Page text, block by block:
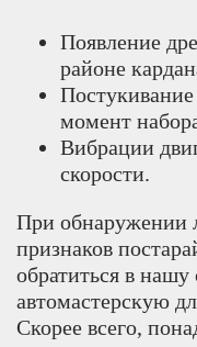
Появление
районе
момент
Вибрации
скорости.
При обнаружении
признаков
обратиться в
автомастерскую
Скорее всего,